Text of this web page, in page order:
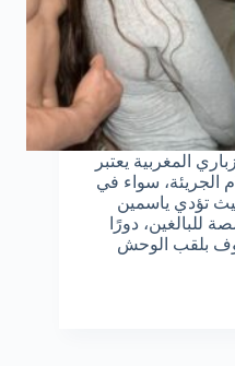
المغربية يعتبر
الجريئة، سواء في
تؤدي ياسمين
للبالغين، دورًا
بلقب الوحش